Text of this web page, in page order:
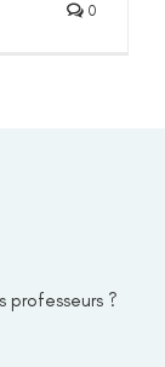
0
professeurs ?